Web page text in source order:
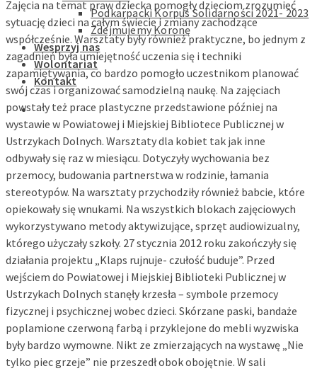
Podkarpacki Korpus Solidarności 2021- 2023
Zdejmujemy Koronę
Wesprzyj nas
Wolontariat
Kontakt
Zajęcia na temat praw dziecka pomogły dzieciom zrozumieć
sytuację dzieci na całym świecie i zmiany zachodzące
współcześnie. Warsztaty były również praktyczne, bo jednym z
zagadnień była umiejętność uczenia się i techniki
zapamiętywania, co bardzo pomogło uczestnikom planować
swój czas i organizować samodzielną naukę. Na zajęciach
powstały też prace plastyczne przedstawione później na
wystawie w Powiatowej i Miejskiej Bibliotece Publicznej w
Ustrzykach Dolnych. Warsztaty dla kobiet tak jak inne
odbywały się raz w miesiącu. Dotyczyły wychowania bez
przemocy, budowania partnerstwa w rodzinie, łamania
stereotypów. Na warsztaty przychodziły również babcie, które
opiekowały się wnukami. Na wszystkich blokach zajęciowych
wykorzystywano metody aktywizujące, sprzęt audiowizualny,
którego użyczały szkoły. 27 stycznia 2012 roku zakończyły się
działania projektu „Klaps rujnuje- czułość buduje”. Przed
wejściem do Powiatowej i Miejskiej Biblioteki Publicznej w
Ustrzykach Dolnych stanęły krzesła – symbole przemocy
fizycznej i psychicznej wobec dzieci. Skórzane paski, bandaże
poplamione czerwoną farbą i przyklejone do mebli wyzwiska
były bardzo wymowne. Nikt ze zmierzających na wystawę „Nie
tylko piec grzeje” nie przeszedł obok obojętnie. W sali